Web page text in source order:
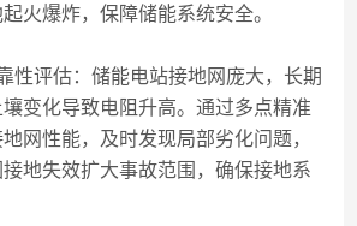
火爆炸，保障储能系统安全。
评估：储能电站接地网庞大，长期
变化导致电阻升高。通过多点精准
网性能，及时发现局部劣化问题，
地失效扩大事故范围，确保接地系